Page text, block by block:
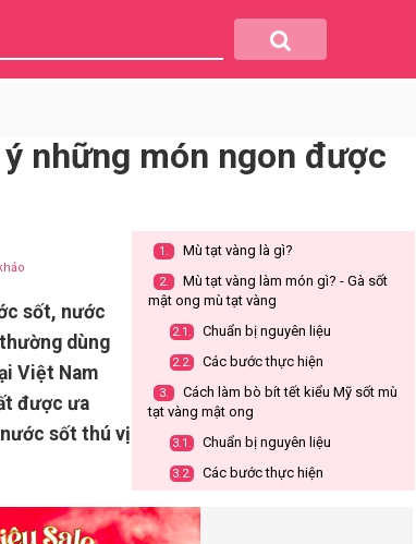
những món ngon được
sốt, nước
dùng
Việt Nam
được ưa
sốt thú vị
1. Mù tạt vàng là gì?
2.
Mù tạt vàng làm món gì? - Gà sốt
mật ong mù tạt vàng
2.1. Chuẩn bị nguyên liệu
2.2. Các bước thực hiện
3.
Cách làm bò bít tết kiểu Mỹ sốt mù
tạt vàng mật ong
3.1. Chuẩn bị nguyên liệu
3.2. Các bước thực hiện
4.
Cách làm sốt mù tạt vàng mật ong
trộn salad